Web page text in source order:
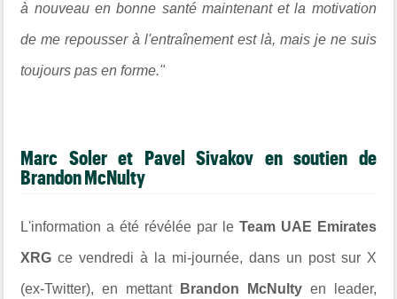
à nouveau en bonne santé maintenant et la motivation
de me repousser à l'entraînement est là, mais je ne suis
toujours pas en forme."
Marc Soler et Pavel Sivakov en soutien de
Brandon McNulty
L'information a été révélée par le Team UAE Emirates
XRGce vendredi à la mi-journée, dans un post sur X
(ex-Twitter), en mettant Brandon McNulty en leader,